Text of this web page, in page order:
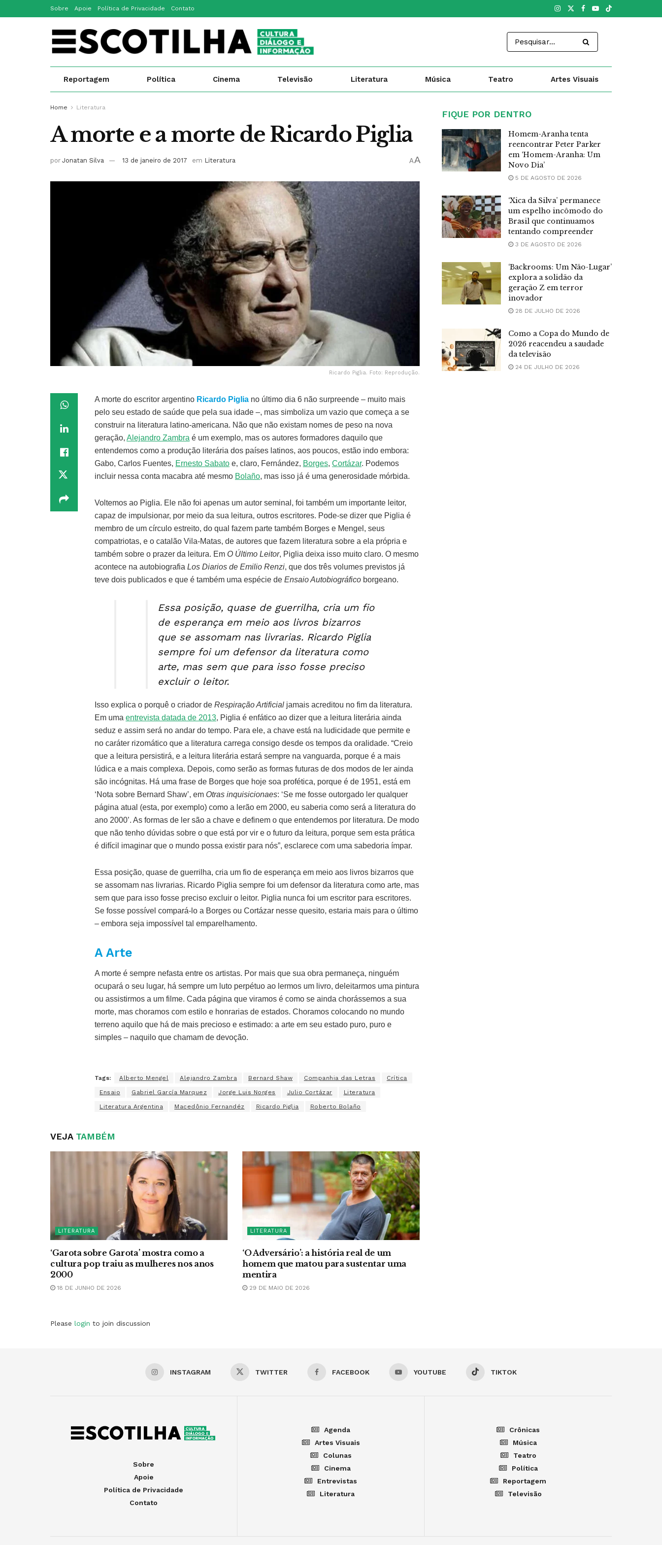
Sobre Apoie Política de Privacidade Contato
Reportagem Política Cinema Televisão Literatura Música Teatro Artes Visuais
Home Literatura
A morte e a morte de Ricardo Piglia
por Jonatan Silva 13 de janeiro de 2017 em Literatura AA
Ricardo Piglia. Foto: Reprodução.
A morte do escritor argentino Ricardo Piglia no último dia 6 não surpreende – muito mais
pelo seu estado de saúde que pela sua idade –, mas simboliza um vazio que começa a se
construir na literatura latino-americana. Não que não existam nomes de peso na nova
geração, Alejandro Zambra é um exemplo, mas os autores formadores daquilo que
entendemos como a produção literária dos países latinos, aos poucos, estão indo embora:
Gabo, Carlos Fuentes, Ernesto Sabato e, claro, Fernández, Borges, Cortázar. Podemos
incluir nessa conta macabra até mesmo Bolaño, mas isso já é uma generosidade mórbida.
Voltemos ao Piglia. Ele não foi apenas um autor seminal, foi também um importante leitor,
capaz de impulsionar, por meio da sua leitura, outros escritores. Pode-se dizer que Piglia é
membro de um círculo estreito, do qual fazem parte também Borges e Mengel, seus
compatriotas, e o catalão Vila-Matas, de autores que fazem literatura sobre a ela própria e
também sobre o prazer da leitura. Em O Último Leitor, Piglia deixa isso muito claro. O mesmo
acontece na autobiografia Los Diarios de Emilio Renzi, que dos três volumes previstos já
teve dois publicados e que é também uma espécie de Ensaio Autobiográfico borgeano.
Essa posição, quase de guerrilha, cria um fio
de esperança em meio aos livros bizarros
que se assomam nas livrarias. Ricardo Piglia
sempre foi um defensor da literatura como
arte, mas sem que para isso fosse preciso
excluir o leitor.
Isso explica o porquê o criador de Respiração Artificial jamais acreditou no fim da literatura.
Em uma entrevista datada de 2013, Piglia é enfático ao dizer que a leitura literária ainda
seduz e assim será no andar do tempo. Para ele, a chave está na ludicidade que permite e
no caráter rizomático que a literatura carrega consigo desde os tempos da oralidade. “Creio
que a leitura persistirá, e a leitura literária estará sempre na vanguarda, porque é a mais
lúdica e a mais complexa. Depois, como serão as formas futuras de dos modos de ler ainda
são incógnitas. Há uma frase de Borges que hoje soa profética, porque é de 1951, está em
‘Nota sobre Bernard Shaw’, em Otras inquisicionaes: ‘Se me fosse outorgado ler qualquer
página atual (esta, por exemplo) como a lerão em 2000, eu saberia como será a literatura do
ano 2000’. As formas de ler são a chave e definem o que entendemos por literatura. De modo
que não tenho dúvidas sobre o que está por vir e o futuro da leitura, porque sem esta prática
é difícil imaginar que o mundo possa existir para nós”, esclarece com uma sabedoria ímpar.
Essa posição, quase de guerrilha, cria um fio de esperança em meio aos livros bizarros que
se assomam nas livrarias. Ricardo Piglia sempre foi um defensor da literatura como arte, mas
sem que para isso fosse preciso excluir o leitor. Piglia nunca foi um escritor para escritores.
Se fosse possível compará-lo a Borges ou Cortázar nesse quesito, estaria mais para o último
– embora seja impossível tal emparelhamento.
A Arte
A morte é sempre nefasta entre os artistas. Por mais que sua obra permaneça, ninguém
ocupará o seu lugar, há sempre um luto perpétuo ao lermos um livro, deleitarmos uma pintura
ou assistirmos a um filme. Cada página que viramos é como se ainda chorássemos a sua
morte, mas choramos com estilo e honrarias de estados. Choramos colocando no mundo
terreno aquilo que há de mais precioso e estimado: a arte em seu estado puro, puro e
simples – naquilo que chamam de devoção.
Tags: Alberto Mengel Alejandro Zambra Bernard Shaw Companhia das Letras Crítica
Ensaio Gabriel García Marquez Jorge Luis Norges Julio Cortázar Literatura
Literatura Argentina Macedônio Fernandéz Ricardo Piglia Roberto Bolaño
VEJATAMBÉM
LITERATURA
‘Garota sobre Garota’ mostra como a
cultura pop traiu as mulheres nos anos
2000
18 DE JUNHO DE 2026
LITERATURA
‘O Adversário’: a história real de um
homem que matou para sustentar uma
mentira
29 DE MAIO DE 2026
Please login to join discussion
FIQUE POR DENTRO
Homem-Aranha tenta
reencontrar Peter Parker
em ‘Homem-Aranha: Um
Novo Dia’
5 DE AGOSTO DE 2026
‘Xica da Silva’ permanece
um espelho incômodo do
Brasil que continuamos
tentando compreender
3 DE AGOSTO DE 2026
‘Backrooms: Um Não-Lugar’
explora a solidão da
geração Z em terror
inovador
28 DE JULHO DE 2026
Como a Copa do Mundo de
2026 reacendeu a saudade
da televisão
24 DE JULHO DE 2026
INSTAGRAM TWITTER FACEBOOK YOUTUBE TIKTOK
Sobre
Apoie
Política de Privacidade
Contato
Agenda
Artes Visuais
Colunas
Cinema
Entrevistas
Literatura
Crônicas
Música
Teatro
Política
Reportagem
Televisão